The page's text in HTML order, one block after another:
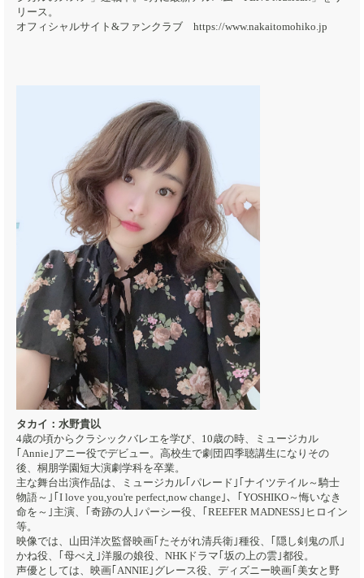
リース。
オフィシャルサイト&ファンクラブ https://www.nakaitomohiko.jp
タカイ：水野貴以
4歳の頃からクラシックバレエを学び、10歳の時、ミュージカル
｢Annie｣アニー役でデビュー。高校生で劇団四季聴講生になりその
後、桐朋学園短大演劇学科を卒業。
主な舞台出演作品は、ミュージカル｢パレード｣｢ナイツテイル～騎士
物語～｣｢I love you,you're perfect,now change｣、｢YOSHIKO～悔いなき
命を～｣主演、｢奇跡の人｣パーシー役、｢REEFER MADNESS｣ヒロイン
等。
映像では、山田洋次監督映画｢たそがれ清兵衛｣種役、｢隠し剣鬼の爪｣
かね役、｢母べえ｣洋服の娘役、NHKドラマ｢坂の上の雲｣都役。
声優としては、映画｢ANNIE｣グレース役、ディズニー映画｢美女と野